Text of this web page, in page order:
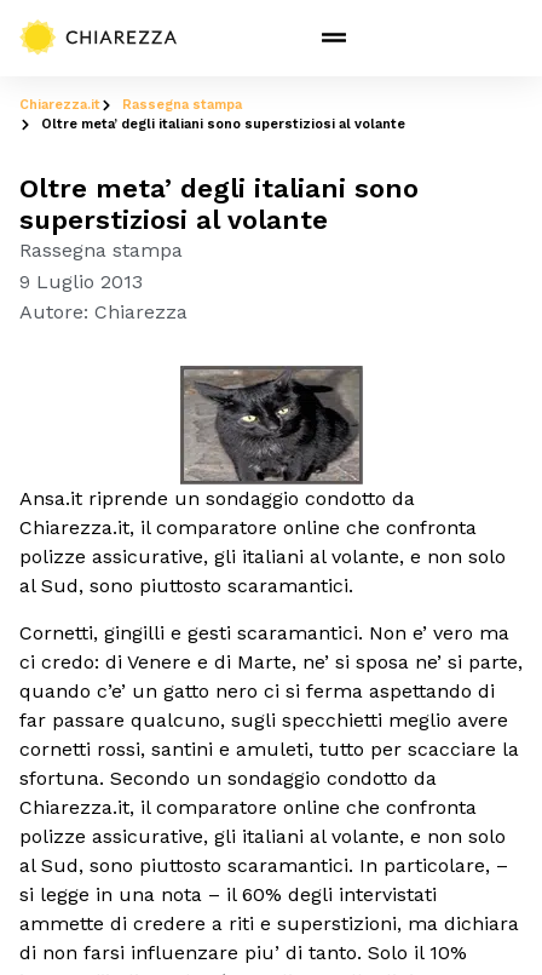
Chiarezza.it
Rassegna stampa
Oltre meta’ degli italiani sono superstiziosi al volante
Oltre meta’ degli italiani sono
superstiziosi al volante
Rassegna stampa
9 Luglio 2013
Autore: Chiarezza
Ansa.it riprende un sondaggio condotto da
Chiarezza.it, il comparatore online che confronta
polizze assicurative, gli italiani al volante, e non solo
al Sud, sono piuttosto scaramantici.
Cornetti, gingilli e gesti scaramantici. Non e’ vero ma
ci credo: di Venere e di Marte, ne’ si sposa ne’ si parte,
quando c’e’ un gatto nero ci si ferma aspettando di
far passare qualcuno, sugli specchietti meglio avere
cornetti rossi, santini e amuleti, tutto per scacciare la
sfortuna. Secondo un sondaggio condotto da
Chiarezza.it, il comparatore online che confronta
polizze assicurative, gli italiani al volante, e non solo
al Sud, sono piuttosto scaramantici. In particolare, –
si legge in una nota – il 60% degli intervistati
ammette di credere a riti e superstizioni, ma dichiara
di non farsi influenzare piu’ di tanto. Solo il 10%